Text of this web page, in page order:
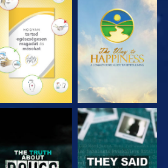
MŰSORNÉZÉS MŰSORNÉZÉS
MŰSORNÉZÉS MŰSORNÉZÉS